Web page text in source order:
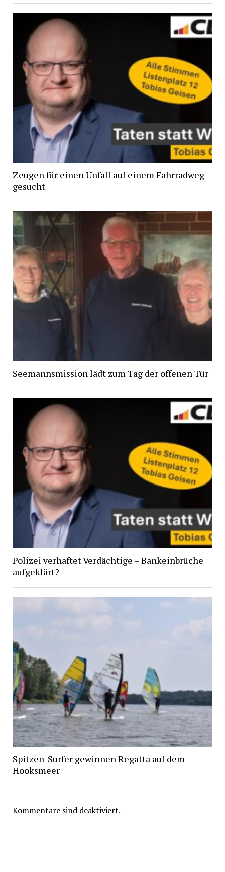
Zeugen für einen Unfall auf einem Fahrradweg
gesucht
Seemannsmission lädt zum Tag der offenen Tür
Polizei verhaftet Verdächtige – Bankeinbrüche
aufgeklärt?
Spitzen-Surfer gewinnen Regatta auf dem
Hooksmeer
Kommentare sind deaktiviert.